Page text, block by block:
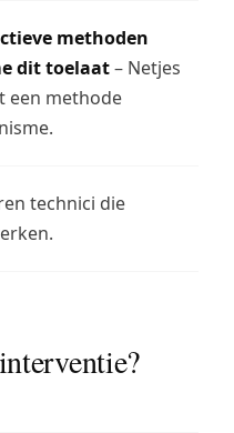
methoden
dit toelaat– Netjes
een methode
technici die